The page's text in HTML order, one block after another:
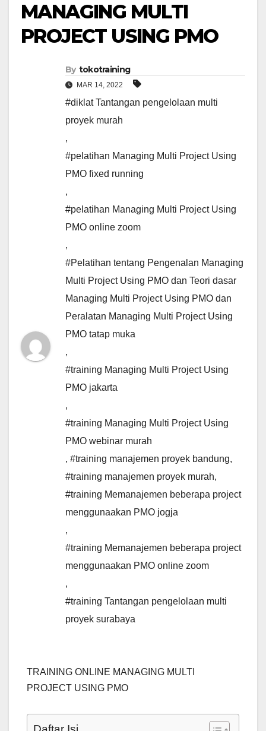
MANAGING MULTI
PROJECT USING PMO
By tokotraining
MAR 14, 2022
#diklat Tantangan pengelolaan multi
proyek murah
,
#pelatihan Managing Multi Project Using
PMO fixed running
,
#pelatihan Managing Multi Project Using
PMO online zoom
,
#Pelatihan tentang Pengenalan Managing
Multi Project Using PMO dan Teori dasar
Managing Multi Project Using PMO dan
Peralatan Managing Multi Project Using
PMO tatap muka
,
#training Managing Multi Project Using
PMO jakarta
,
#training Managing Multi Project Using
PMO webinar murah
, #training manajemen proyek bandung,
#training manajemen proyek murah,
#training Memanajemen beberapa project
menggunaakan PMO jogja
,
#training Memanajemen beberapa project
menggunaakan PMO online zoom
,
#training Tantangan pengelolaan multi
proyek surabaya
TRAINING ONLINE MANAGING MULTI
PROJECT USING PMO